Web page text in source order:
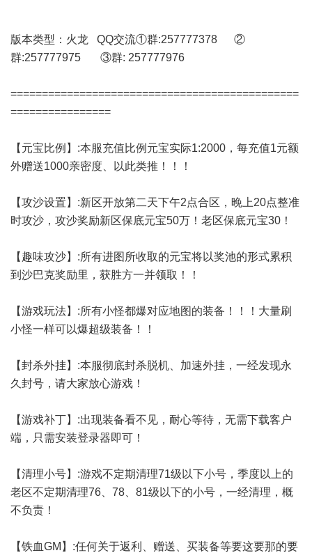
版本类型：火龙 QQ交流①群:257777378 ②
群:257777975 ③群: 257777976
==============================================
================
【元宝比例】:本服充值比例元宝实际1:2000，每充值1元额
外赠送1000亲密度、以此类推！！！
【攻沙设置】:新区开放第二天下午2点合区，晚上20点整准
时攻沙，攻沙奖励新区保底元宝50万！老区保底元宝30！
【趣味攻沙】:所有进图所收取的元宝将以奖池的形式累积
到沙巴克奖励里，获胜方一并领取！！
【游戏玩法】:所有小怪都爆对应地图的装备！！！大量刷
小怪一样可以爆超级装备！！
【封杀外挂】:本服彻底封杀脱机、加速外挂，一经发现永
久封号，请大家放心游戏！
【游戏补丁】:出现装备看不见，耐心等待，无需下载客户
端，只需安装登录器即可！
【清理小号】:游戏不定期清理71级以下小号，季度以上的
老区不定期清理76、78、81级以下的小号，一经清理，概
不负责！
【铁血GM】:任何关于返利、赠送、买装备等要这要那的要